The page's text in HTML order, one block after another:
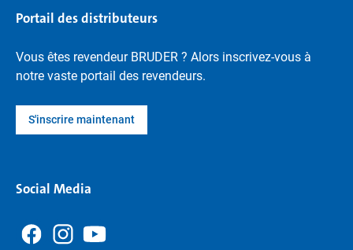
Portail des distributeurs
Vous êtes revendeur BRUDER ? Alors inscrivez-vous à
notre vaste portail des revendeurs.
S'inscrire maintenant
Social Media